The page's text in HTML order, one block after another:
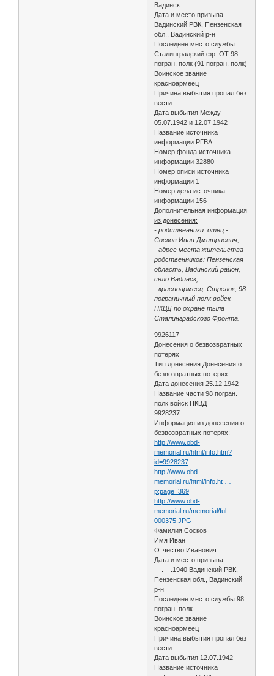
Вадинск
Дата и место призыва
Вадинский РВК, Пензенская
обл., Вадинский р-н
Последнее место службы
Сталинградский фр. ОТ 98
погран. полк (91 погран. полк)
Воинское звание
красноармеец
Причина выбытия пропал без
вести
Дата выбытия Между
05.07.1942 и 12.07.1942
Название источника
информации РГВА
Номер фонда источника
информации 32880
Номер описи источника
информации 1
Номер дела источника
информации 156
Дополнительная информация
из донесения:
- родственники: отец -
Сосков Иван Дмитриевич;
- адрес места жительства
родственников: Пензенская
область, Вадинский район,
село Вадинск;
- красноармеец. Стрелок, 98
пограничный полк войск
НКВД по охране тыла
Сталинградского Фронта.
9926117
Донесения о безвозвратных
потерях
Тип донесения Донесения о
безвозвратных потерях
Дата донесения 25.12.1942
Название части 98 погран.
полк войск НКВД
9928237
Информация из донесения о
безвозвратных потерях:
http://www.obd-
memorial.ru/html/info.htm?
id=9928237
http://www.obd-
memorial.ru/html/info.ht …
p;page=369
http://www.obd-
memorial.ru/memorial/ful …
000375.JPG
Фамилия Сосков
Имя Иван
Отчество Иванович
Дата и место призыва
__.__.1940 Вадинский РВК,
Пензенская обл., Вадинский
р-н
Последнее место службы 98
погран. полк
Воинское звание
красноармеец
Причина выбытия пропал без
вести
Дата выбытия 12.07.1942
Название источника